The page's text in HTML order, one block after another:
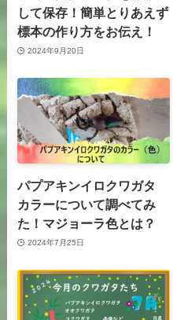
して保存！簡単とりあえず
標本の作り方をお伝え！
2024年9月20日
パプアキンイロクワガタ
カラーについて調べてみ
た！マジョーラ色とは？
2024年7月25日